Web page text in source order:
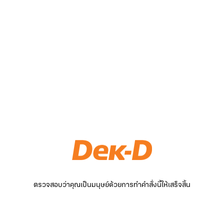
ตรวจสอบว่าคุณเป็นมนุษย์ด้วยการทำคำสั่งนี้ให้เสร็จสิ้น